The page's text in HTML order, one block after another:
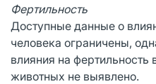
Фертильность
Доступные данные о
человека ограничены,
влияния на фертильность
животных не выявлено.